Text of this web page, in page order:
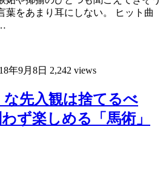
葉をあまり耳にしない。 ヒット曲
年9月8日 2,242 views
な先入観は捨てるべ
ず楽しめる「馬術」